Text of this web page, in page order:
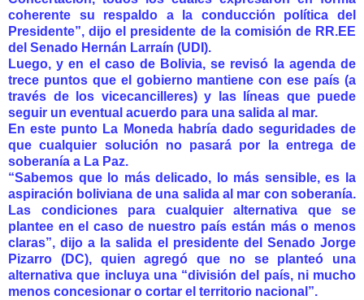
coherente su respaldo a la conducción política del
Presidente”, dijo el presidente de la comisión de RR.EE
del Senado Hernán Larraín (UDI).
Luego, y en el caso de Bolivia, se revisó la agenda de
trece puntos que el gobierno mantiene con ese país (a
través de los vicecancilleres) y las líneas que puede
seguir un eventual acuerdo para una salida al mar.
En este punto La Moneda habría dado seguridades de
que cualquier solución no pasará por la entrega de
soberanía a La Paz.
“Sabemos que lo más delicado, lo más sensible, es la
aspiración boliviana de una salida al mar con soberanía.
Las condiciones para cualquier alternativa que se
plantee en el caso de nuestro país están más o menos
claras”, dijo a la salida el presidente del Senado Jorge
Pizarro (DC), quien agregó que no se planteó una
alternativa que incluya una “división del país, ni mucho
menos concesionar o cortar el territorio nacional”.